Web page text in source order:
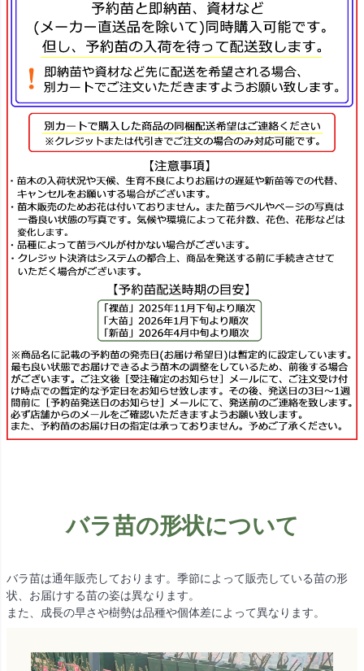
バラ苗の形状について
バラ苗は通年販売しております。季節によって販売している苗の形
状、お届けする苗の姿は異なります。
また、成長の早さや樹勢は品種や個体差によって異なります。